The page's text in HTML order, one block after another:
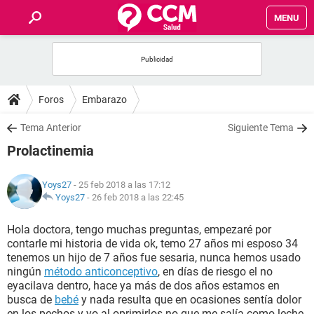
MENU
FOROS
SALUD
NUTRICIÓN
BIENESTAR
SEXUALIDAD
GLOSARIO
Foros Embarazo
Tema Anterior Siguiente Tema
Prolactinemia
Yoys27 - 25 feb 2018 a las 17:12
Yoys27 - 26 feb 2018 a las 22:45
Hola doctora, tengo muchas preguntas, empezaré por
contarle mi historia de vida ok, temo 27 años mi esposo 34
tenemos un hijo de 7 años fue sesaria, nunca hemos usado
ningún método anticonceptivo, en días de riesgo el no
eyacilava dentro, hace ya más de dos años estamos en
busca de bebé y nada resulta que en ocasiones sentía dolor